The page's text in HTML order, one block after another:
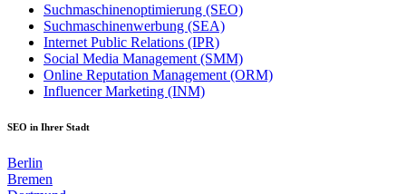
Suchmaschinenoptimierung (SEO)
Suchmaschinenwerbung (SEA)
Internet Public Relations (IPR)
Social Media Management (SMM)
Online Reputation Management (ORM)
Influencer Marketing (INM)
SEO in Ihrer Stadt
Berlin
Bremen